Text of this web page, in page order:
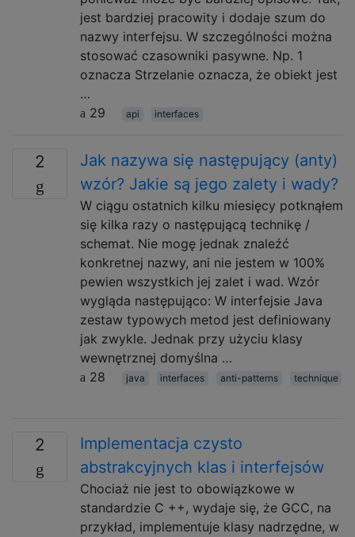
jest bardziej pracowity i dodaje szum do
nazwy interfejsu. W szczególności można
stosować czasowniki pasywne. Np. 1
oznacza Strzelanie oznacza, że ​​obiekt jest
…
29
api interfaces
2
Jak nazywa się następujący (anty)
wzór? Jakie są jego zalety i wady?
W ciągu ostatnich kilku miesięcy potknąłem
się kilka razy o następującą technikę /
schemat. Nie mogę jednak znaleźć
konkretnej nazwy, ani nie jestem w 100%
pewien wszystkich jej zalet i wad. Wzór
wygląda następująco: W interfejsie Java
zestaw typowych metod jest definiowany
jak zwykle. Jednak przy użyciu klasy
wewnętrznej domyślna …
28
java interfaces anti-patterns technique
2
Implementacja czysto
abstrakcyjnych klas i interfejsów
Chociaż nie jest to obowiązkowe w
standardzie C ++, wydaje się, że GCC, na
przykład, implementuje klasy nadrzędne, w